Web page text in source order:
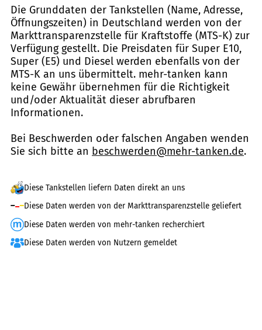
Die Grunddaten der Tankstellen (Name, Adresse,
Öffnungszeiten) in Deutschland werden von der
Markttransparenzstelle für Kraftstoffe (MTS-K) zur
Verfügung gestellt. Die Preisdaten für Super E10,
Super (E5) und Diesel werden ebenfalls von der
MTS-K an uns übermittelt. mehr-tanken kann
keine Gewähr übernehmen für die Richtigkeit
und/oder Aktualität dieser abrufbaren
Informationen.
Bei Beschwerden oder falschen Angaben wenden
Sie sich bitte an beschwerden@mehr-tanken.de.
Diese Tankstellen liefern Daten direkt an uns
Diese Daten werden von der Markttransparenzstelle geliefert
Diese Daten werden von mehr-tanken recherchiert
Diese Daten werden von Nutzern gemeldet